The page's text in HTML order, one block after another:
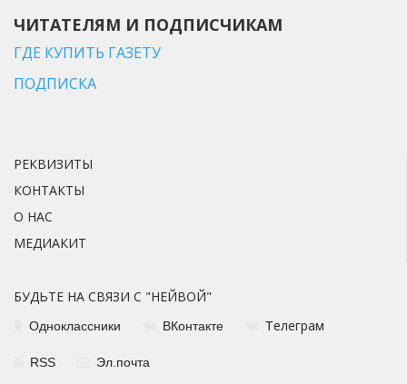
ЧИТАТЕЛЯМ И ПОДПИСЧИКАМ
ГДЕ КУПИТЬ ГАЗЕТУ
ПОДПИСКА
РЕКВИЗИТЫ
КОНТАКТЫ
О НАС
МЕДИАКИТ
БУДЬТЕ НА СВЯЗИ С "НЕЙВОЙ"
Одноклассники ВКонтакте Телеграм
RSS Эл.почта